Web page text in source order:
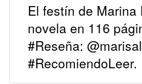
El festín de Marina
novela en 116
#Reseña:
#RecomiendoLeer.